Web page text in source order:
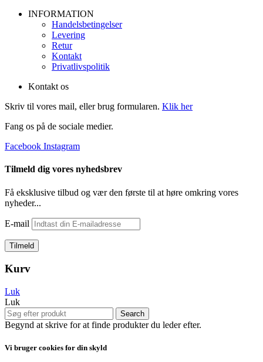
INFORMATION
Handelsbetingelser
Levering
Retur
Kontakt
Privatlivspolitik
Kontakt os
Skriv til vores mail, eller brug formularen. Klik her
Fang os på de sociale medier.
Facebook Instagram
Tilmeld dig vores nyhedsbrev
Få eksklusive tilbud og vær den første til at høre omkring vores
nyheder...
E-mail
Kurv
Luk
Luk
Search
Begynd at skrive for at finde produkter du leder efter.
Vi bruger cookies for din skyld